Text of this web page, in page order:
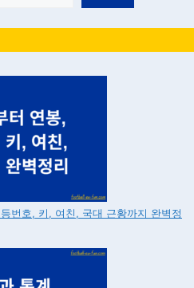
번호, 키, 여친, 국대 근황까지 완벽정